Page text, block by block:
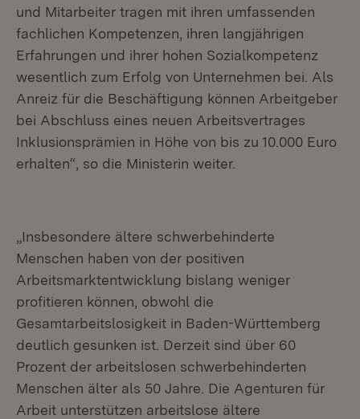
und Mitarbeiter tragen mit ihren umfassenden
fachlichen Kompetenzen, ihren langjährigen
Erfahrungen und ihrer hohen Sozialkompetenz
wesentlich zum Erfolg von Unternehmen bei. Als
Anreiz für die Beschäftigung können Arbeitgeber
bei Abschluss eines neuen Arbeitsvertrages
Inklusionsprämien in Höhe von bis zu 10.000 Euro
erhalten“, so die Ministerin weiter.
„Insbesondere ältere schwerbehinderte
Menschen haben von der positiven
Arbeitsmarktentwicklung bislang weniger
profitieren können, obwohl die
Gesamtarbeitslosigkeit in Baden-Württemberg
deutlich gesunken ist. Derzeit sind über 60
Prozent der arbeitslosen schwerbehinderten
Menschen älter als 50 Jahre. Die Agenturen für
Arbeit unterstützen arbeitslose ältere